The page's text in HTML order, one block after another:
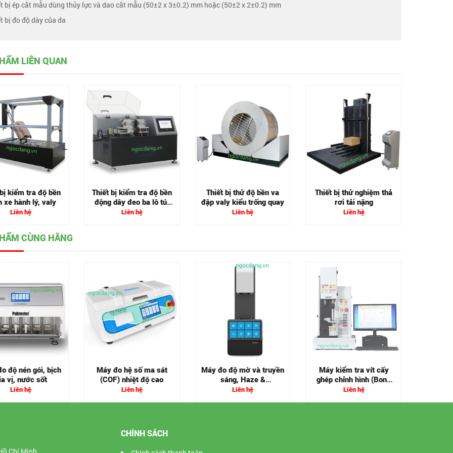
bị ép cắt mẫu dùng thủy lực và dao cắt mẫu (50±2 x 3±0.2) mm hoặc (50±2 x 2±0.2) mm
bị đo độ dày của da
LIÊN QUAN
kiểm tra độ bền
xe hành lý, valy
Liên hệ
Thiết bị kiểm tra độ bền
động dây đeo ba lô túi
xách
Liên hệ
Thiết bị thử độ bền va
đập valy kiểu trống quay
Liên hệ
Thiết bị thử nghiệm thả
rơi tải nặng
Liên hệ
CÙNG HÃNG
độ nén gói, bịch
vị, nước sốt
Liên hệ
Máy đo hệ số ma sát
(COF) nhiệt độ cao
Liên hệ
Máy đo độ mờ và truyền
sáng, Haze &
Transmittance Meter
Liên hệ
Máy kiểm tra vít cấy
ghép chỉnh hình (Bone
Screw)
Liên hệ
Chí Minh
CHÍNH SÁCH